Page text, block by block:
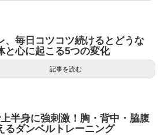
、毎日コツコツ続けるとどうな
と心に起こる5つの変化
記事を読む
半身に強刺激！胸・背中・脇腹
るダンベルトレーニング